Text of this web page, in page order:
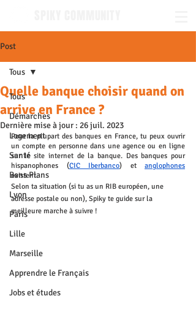
Post
Tous
Démarches
Logement
Santé
Bons Plans
Lyon
Paris
Lille
Marseille
Apprendre le Français
Jobs et études
Tous
Quelle banque choisir quand on
arrive en France ?
Dernière mise à jour : 26 juil. 2023
Pour la plupart des banques en France, tu peux ouvrir
un compte en personne dans une agence ou en ligne
sur le site internet de la banque. Des banques pour
hispanophones (CIC Iberbanco) et anglophones
existent.
Selon ta situation (si tu as un RIB européen, une
adresse postale ou non), Spiky te guide sur la
meilleure marche à suivre !